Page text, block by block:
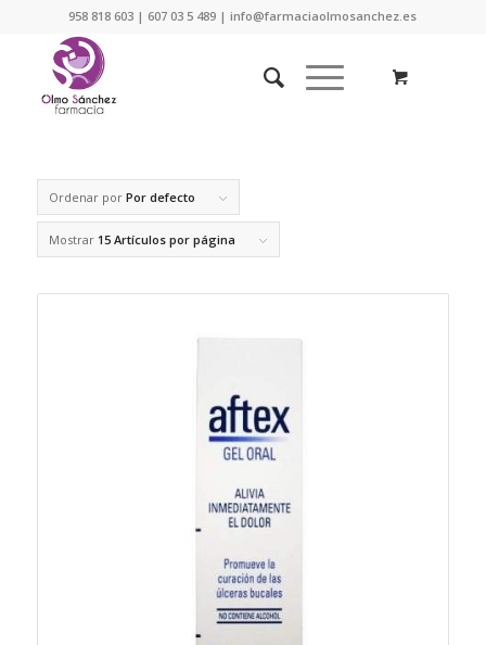
958 818 603 | 607 03 5 489 | info@farmaciaolmosanchez.es
Ordenar por Por defecto
Mostrar 15 Artículos por página